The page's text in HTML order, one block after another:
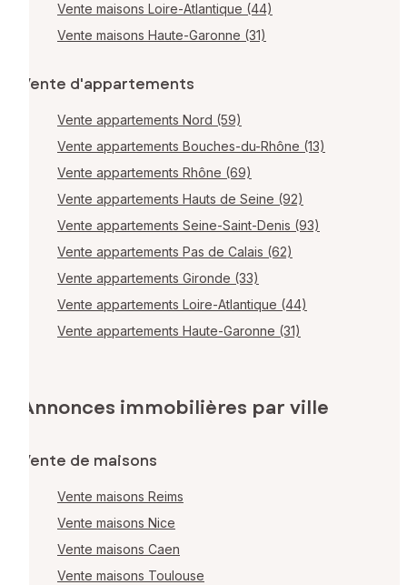
Vente maisons Loire-Atlantique (44)
Vente maisons Haute-Garonne (31)
Vente d'appartements
Vente appartements Nord (59)
Vente appartements Bouches-du-Rhône (13)
Vente appartements Rhône (69)
Vente appartements Hauts de Seine (92)
Vente appartements Seine-Saint-Denis (93)
Vente appartements Pas de Calais (62)
Vente appartements Gironde (33)
Vente appartements Loire-Atlantique (44)
Vente appartements Haute-Garonne (31)
Annonces immobilières par ville
Vente de maisons
Vente maisons Reims
Vente maisons Nice
Vente maisons Caen
Vente maisons Toulouse